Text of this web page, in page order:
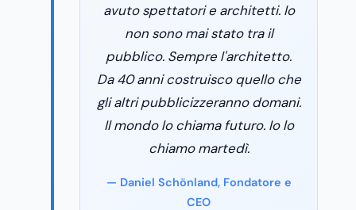
avuto spettatori e architetti. Io
non sono mai stato tra il
pubblico. Sempre l'architetto.
Da 40 anni costruisco quello che
gli altri pubblicizzeranno domani.
Il mondo lo chiama futuro. Io lo
chiamo martedì.
— Daniel Schönland, Fondatore e
CEO